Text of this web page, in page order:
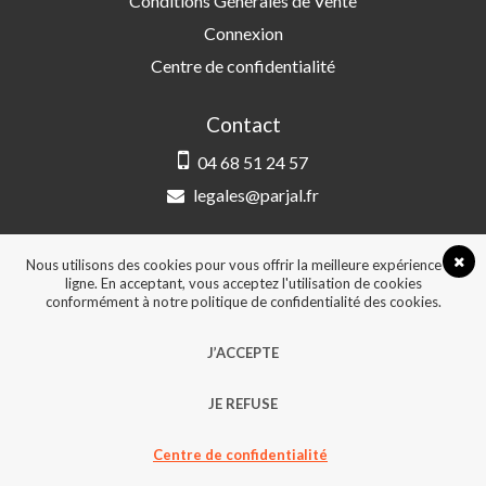
Connexion
Centre de confidentialité
Contact
04 68 51 24 57
legales@parjal.fr
3 Rue Saint-Amand, 66000 Perpignan
© 2026, Tous droits réservés - Design &
Nous utilisons des cookies pour vous offrir la meilleure expérience en
ligne. En acceptant, vous acceptez l'utilisation de cookies
conformément à notre politique de confidentialité des cookies.
J’ACCEPTE
JE REFUSE
Centre de confidentialité